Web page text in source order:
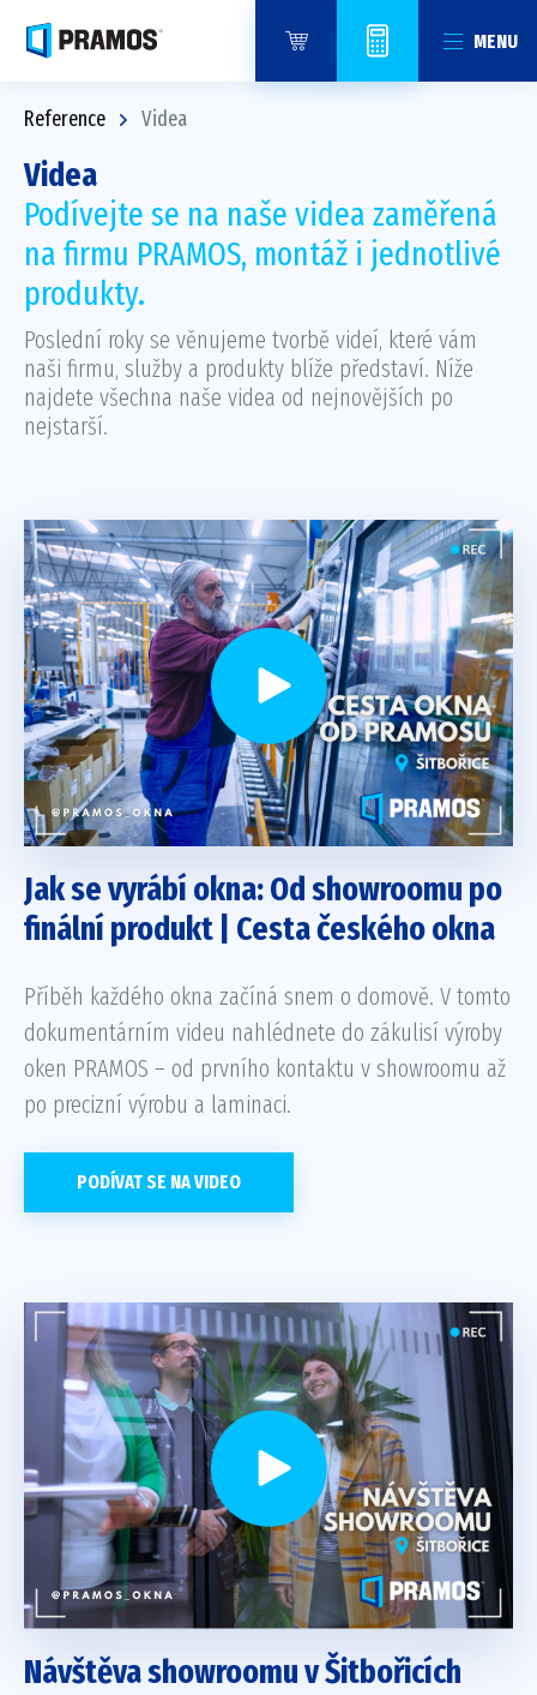
MENU
Reference Videa
Videa
Podívejte se na naše videa zaměřená
na firmu PRAMOS, montáž i jednotlivé
produkty.
Poslední roky se věnujeme tvorbě videí, které vám
naši firmu, služby a produkty blíže představí. Níže
najdete všechna naše videa od nejnovějších po
nejstarší.
Jak se vyrábí okna: Od showroomu po
finální produkt | Cesta českého okna
Příběh každého okna začíná snem o domově. V tomto
dokumentárním videu nahlédnete do zákulisí výroby
oken PRAMOS – od prvního kontaktu v showroomu až
po precizní výrobu a laminaci.
PODÍVAT SE NA VIDEO
Návštěva showroomu v Šitbořicích